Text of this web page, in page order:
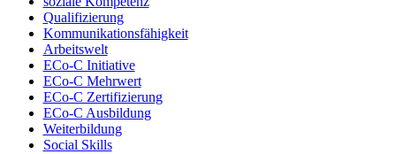
Qualifizierung
Kommunikationsfähigkeit
Arbeitswelt
ECo-C Initiative
ECo-C Mehrwert
ECo-C Zertifizierung
ECo-C Ausbildung
Weiterbildung
Social Skills